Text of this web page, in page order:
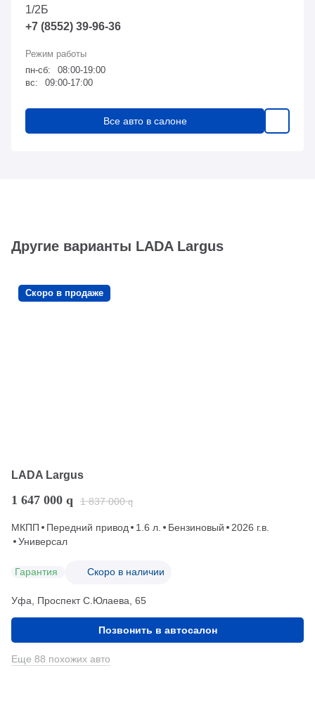
1/2Б
+7 (8552) 39-96-36
пн-сб:
08:00-19:00
вс:
09:00-17:00
Все авто в салоне
Другие варианты LADA Largus
Скоро в продаже
LADA Largus
1 647 000 q 1 837 000 q
МКПП Передний привод 1.6 л. Бензиновый
2026 г.в.
Универсал
Гарантия Скоро в наличии
Уфа, Проспект С.Юлаева, 65
Позвонить в автосалон
Еще 88 похожих авто